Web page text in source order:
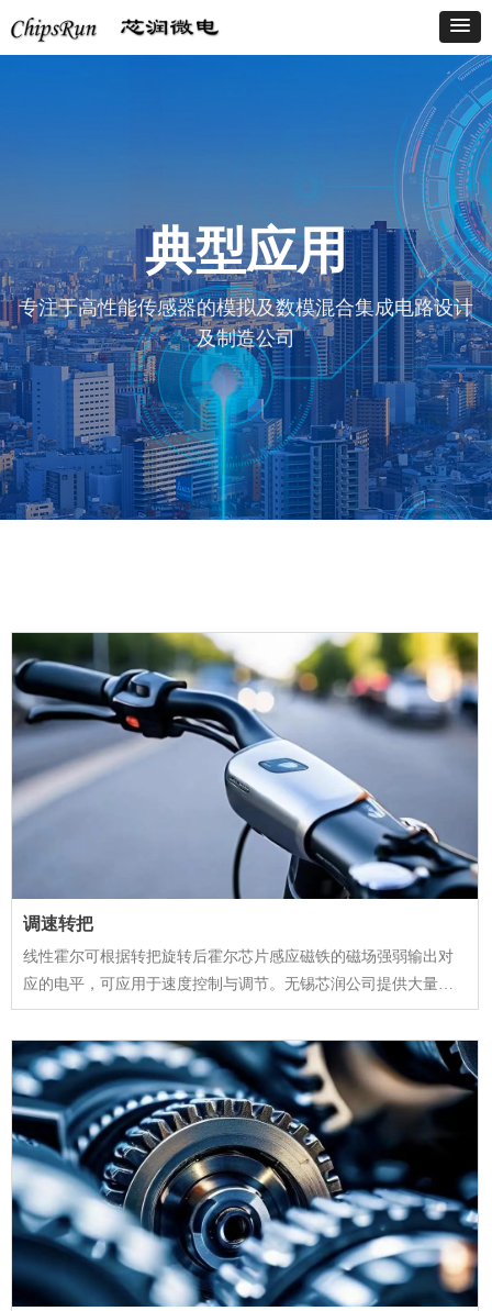
典型应用
专注于高性能传感器的模拟及数模混合集成电路设计
及制造公司
调速转把
线性霍尔可根据转把旋转后霍尔芯片感应磁铁的磁场强弱输出对
应的电平，可应用于速度控制与调节。无锡芯润公司提供大量高
可靠性线性霍尔，针对不同的场景可提供不同的线性灵敏度的霍
尔品种。